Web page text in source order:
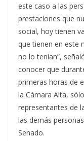
este caso a las
prestaciones que
social, hoy tienen
que tienen en este
no lo tenían”,
conocer que
primeras horas de
la Cámara Alta,
representantes de
las demás
Senado.